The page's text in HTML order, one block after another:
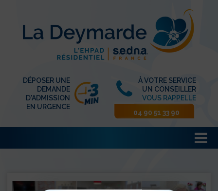
DÉPOSER UNE
DEMANDE
D'ADMISSION
EN URGENCE
À VOTRE SERVICE
UN CONSEILLER
VOUS RAPPELLE
04 90 51 33 90